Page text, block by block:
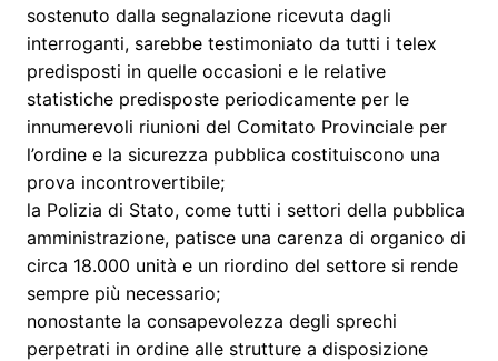
sostenuto dalla segnalazione ricevuta dagli
interroganti, sarebbe testimoniato da tutti i telex
predisposti in quelle occasioni e le relative
statistiche predisposte periodicamente per le
innumerevoli riunioni del Comitato Provinciale per
l’ordine e la sicurezza pubblica costituiscono una
prova incontrovertibile;
la Polizia di Stato, come tutti i settori della pubblica
amministrazione, patisce una carenza di organico di
circa 18.000 unità e un riordino del settore si rende
sempre più necessario;
nonostante la consapevolezza degli sprechi
perpetrati in ordine alle strutture a disposizione